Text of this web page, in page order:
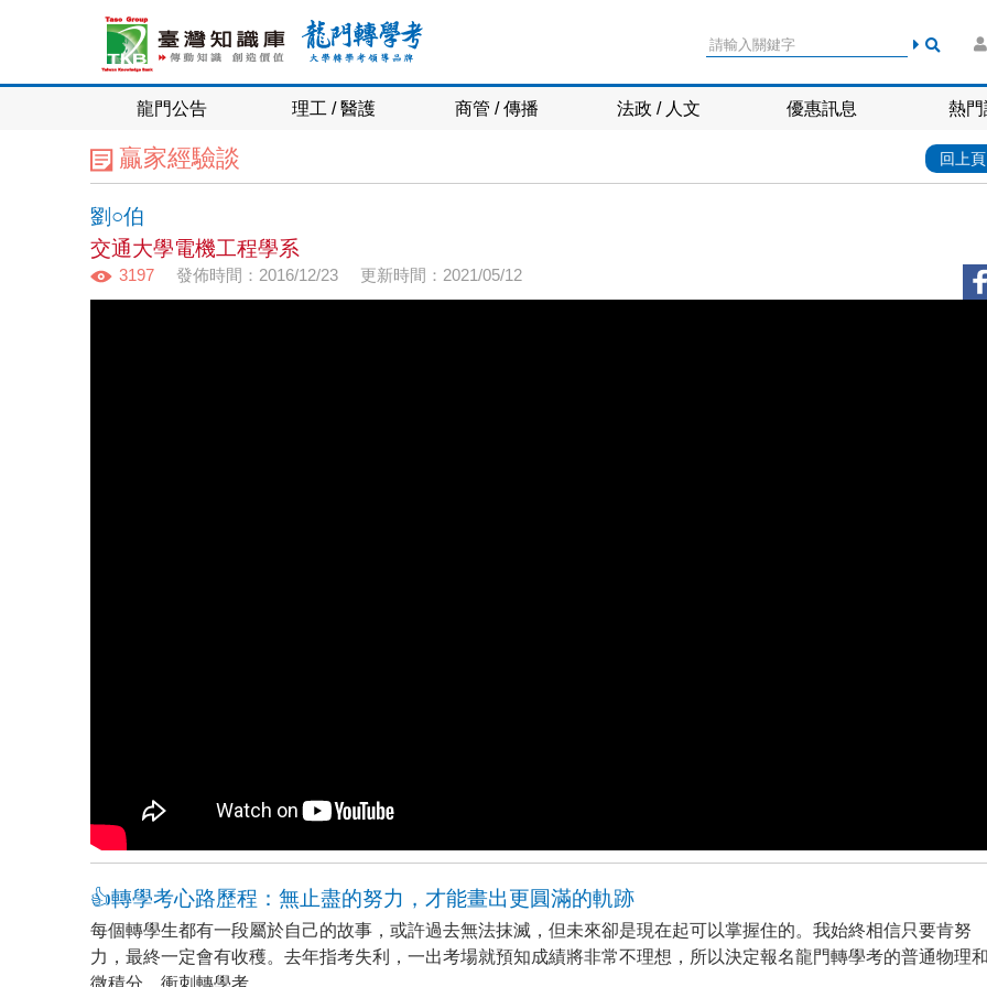
龍門公告 理工 / 醫護 商管 / 傳播 法政 / 人文 優惠訊息 熱
贏家經驗談 回上頁
劉○伯
交通大學電機工程學系
3197 發佈時間：2016/12/23 更新時間：2021/05/12
👍轉學考心路歷程：無止盡的努力，才能畫出更圓滿的軌跡
每個轉學生都有一段屬於自己的故事，或許過去無法抹滅，但未來卻是現在起可以掌握住的。我始終相信只要肯努
力，最終一定會有收穫。去年指考失利，一出考場就預知成績將非常不理想，所以決定報名龍門轉學考的普通物理
微積分，衝刺轉學考。